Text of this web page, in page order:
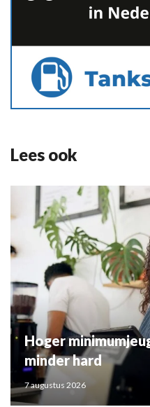
Lees ook
Hoger
minder hard
7 augustus 2026